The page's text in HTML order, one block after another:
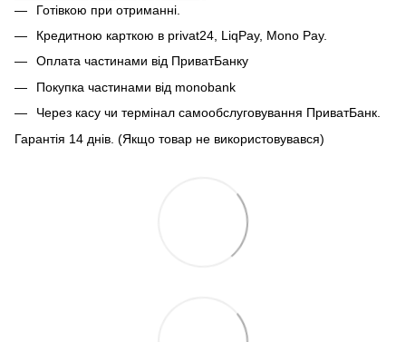
Готівкою при отриманні.
Кредитною карткою в privat24, LiqPay, Mono Pay.
Оплата частинами від ПриватБанку
Покупка частинами від monobank
Через касу чи термінал самообслуговування ПриватБанк.
Гарантія 14 днів. (Якщо товар не використовувався)